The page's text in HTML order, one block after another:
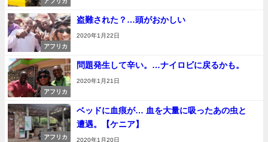
アフリカ
盗難された？…頭がおかしい
2020年1月22日
アフリカ
問題発生して辛い。…ナイロビに戻るかも。
2020年1月21日
アフリカ
ベッドに血痕が… 血を大量に吸ったあの虫と
遭遇。【ケニア】
2020年1月20日